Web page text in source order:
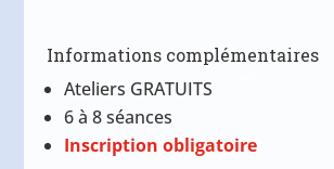
Informations complémentaires
Ateliers GRATUITS
6 à 8 séances
Inscription obligatoire